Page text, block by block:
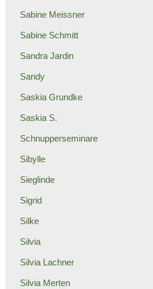
Sabine Meissner
Sabine Schmitt
Sandra Jardin
Sandy
Saskia Grundke
Saskia S.
Schnupperseminare
Sibylle
Sieglinde
Sigrid
Silke
Silvia
Silvia Lachner
Silvia Merten